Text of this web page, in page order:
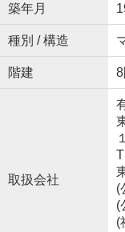
築年月
種別 / 構造
階建
取扱会社
(
(
(